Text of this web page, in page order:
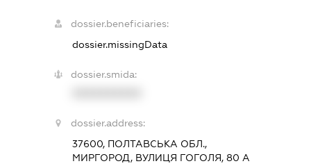
dossier.beneficiaries:
dossier.missingData
dossier.smida:
dossier.address:
37600, ПОЛТАВСЬКА ОБЛ.,
МИРГОРОД, ВУЛИЦЯ ГОГОЛЯ, 80 А